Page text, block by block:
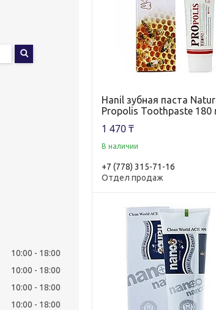
Hanil зубная паста
Propolis Toothpaste 180
1 470 ₸
В наличии
+7 (778) 315-71-16
Отдел продаж
10:00
18:00
10:00
18:00
10:00
18:00
10:00
18:00